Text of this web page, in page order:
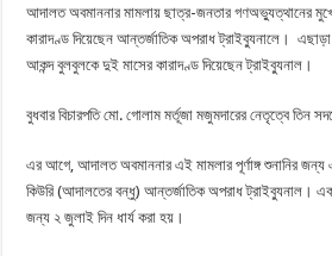
আদালত অবমাননার মামলায় ছাত্র-জনতার গণঅভ্যুত্থানের মুখে
কারাদণ্ড দিয়েছেন আন্তর্জাতিক অপরাধ ট্রাইব্যুনালে। এছাড়া
আকন্দ বুলবুলকে দুই মাসের কারাদণ্ড দিয়েছেন ট্রাইব্যুনাল।
বুধবার বিচারপতি মো. গোলাম মর্তূজা মজুমদারের নেতৃত্বে তিন
এর আগে, আদালত অবমাননার এই মামলার পূর্ণাঙ্গ শুনানির জন্য
কিউরি (আদালতের বন্ধু) আন্তর্জাতিক অপরাধ ট্রাইব্যুনাল। একই
জন্য ২ জুলাই দিন ধার্য করা হয়।